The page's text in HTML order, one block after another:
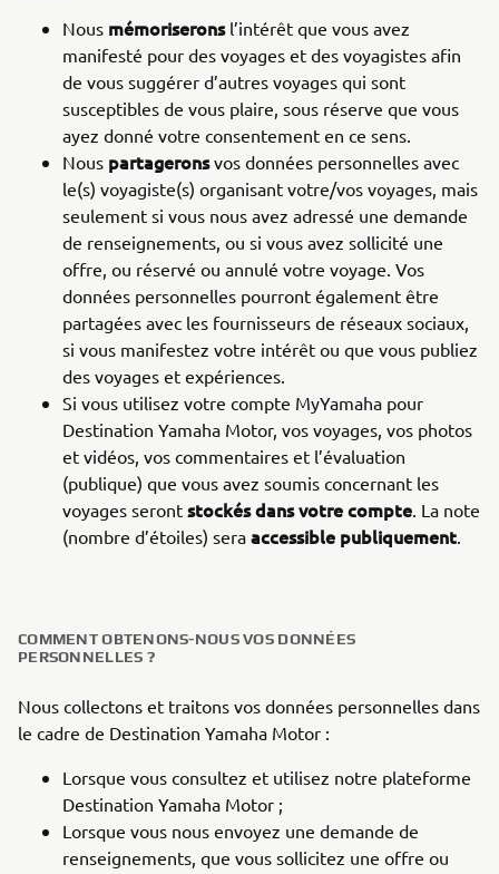
Nous mémoriserons l’intérêt que vous avez
manifesté pour des voyages et des voyagistes afin
de vous suggérer d’autres voyages qui sont
susceptibles de vous plaire, sous réserve que vous
ayez donné votre consentement en ce sens.
Nous partageronsvos données personnelles avec
le(s) voyagiste(s) organisant votre/vos voyages, mais
seulement si vous nous avez adressé une demande
de renseignements, ou si vous avez sollicité une
offre, ou réservé ou annulé votre voyage. Vos
données personnelles pourront également être
partagées avec les fournisseurs de réseaux sociaux,
si vous manifestez votre intérêt ou que vous publiez
des voyages et expériences.
Si vous utilisez votre compte MyYamaha pour
Destination Yamaha Motor, vos voyages, vos photos
et vidéos, vos commentaires et l’évaluation
(publique) que vous avez soumis concernant les
voyages seront stockés dans votre compte. La note
(nombre d’étoiles) sera accessible publiquement.
COMMENT OBTENONS-NOUS VOS DONNÉES
PERSONNELLES ?
Nous collectons et traitons vos données personnelles dans
le cadre de Destination Yamaha Motor :
Lorsque vous consultez et utilisez notre plateforme
Destination Yamaha Motor ;
Lorsque vous nous envoyez une demande de
renseignements, que vous sollicitez une offre ou